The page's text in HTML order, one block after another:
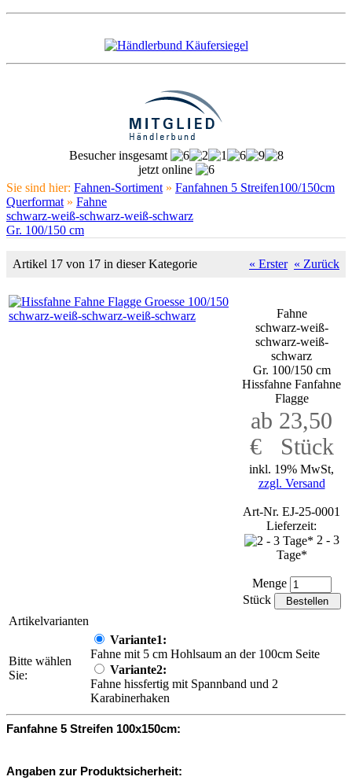
Besucher insgesamt
jetzt online
Sie sind hier: Fahnen-Sortiment » Fanfahnen 5 Streifen100/150cm
Querformat » Fahne
schwarz-weiß-schwarz-weiß-schwarz
Gr. 100/150 cm
Artikel 17 von 17 in dieser Kategorie « Erster « Zurück
Fahne
schwarz-weiß-
schwarz-weiß-
schwarz
Gr. 100/150 cm
Hissfahne Fanfahne
Flagge
ab 23,50
€ Stück
inkl. 19% MwSt,
zzgl. Versand
Art-Nr. EJ-25-0001
Lieferzeit:
2 - 3
Tage*
Menge
Stück
Artikelvarianten
Bitte wählen
Sie:
Variante1:
Fahne mit 5 cm Hohlsaum an der 100cm Seite
Variante2:
Fahne hissfertig mit Spannband und 2
Karabinerhaken
Fanfahne 5 Streifen 100x150cm:
Angaben zur Produktsicherheit: